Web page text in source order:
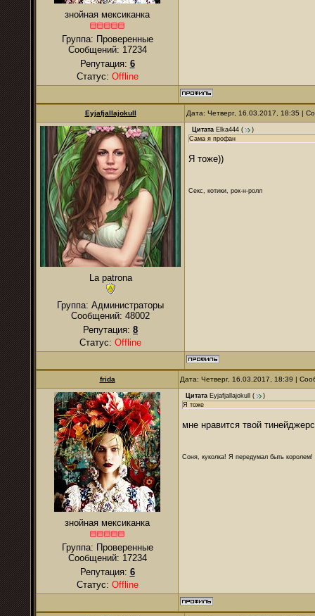
знойная мексиканка
Группа: Проверенные
Сообщений: 17234
Репутация: 6
Статус: Offline
Eyjafjallajokull Дата: Четверг, 16.03.2017, 18:35 |
La patrona
Группа: Администраторы
Сообщений: 48002
Репутация: 8
Статус: Offline
Цитата Elka444 (
)
Сама я профан
Я тоже))
Секс, котики, рок-н-ролл
frida Дата: Четверг, 16.03.2017, 18:39 |
знойная мексиканка
Группа: Проверенные
Сообщений: 17234
Репутация: 6
Статус: Offline
Цитата Eyjafjallajokull (
)
Я тоже
мне нравится твой
Соня, куколка! Я передумал быть